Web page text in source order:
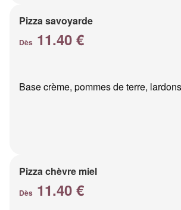
Pizza savoyarde
Dès 11.40 €
Base crème, pommes de terre,
Pizza chèvre miel
Dès 11.40 €